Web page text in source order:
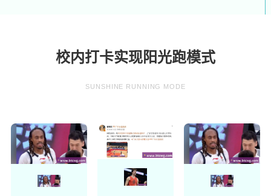
校内打卡实现阳光跑模式
SUNSHINE RUNNING MODE